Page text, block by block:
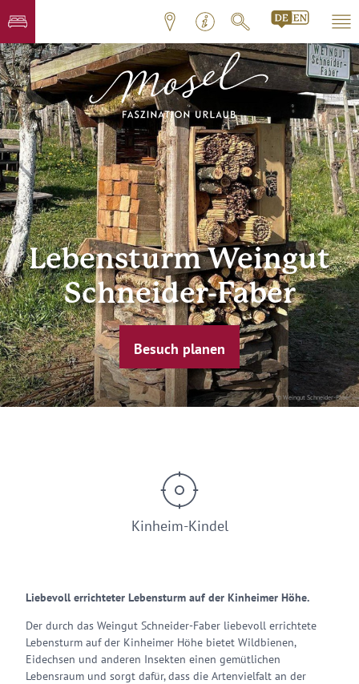
© Weingut Schneider-Faber
Lebensturm Weingut
Schneider-Faber
Besuch planen
Kinheim-Kindel
Liebevoll errichteter Lebensturm auf der Kinheimer Höhe.
Der durch das Weingut Schneider-Faber liebevoll errichtete
Lebensturm auf der Kinheimer Höhe bietet Wildbienen,
Eidechsen und anderen Insekten einen gemütlichen
Lebensraum und sorgt dafür, dass die Artenvielfalt an der